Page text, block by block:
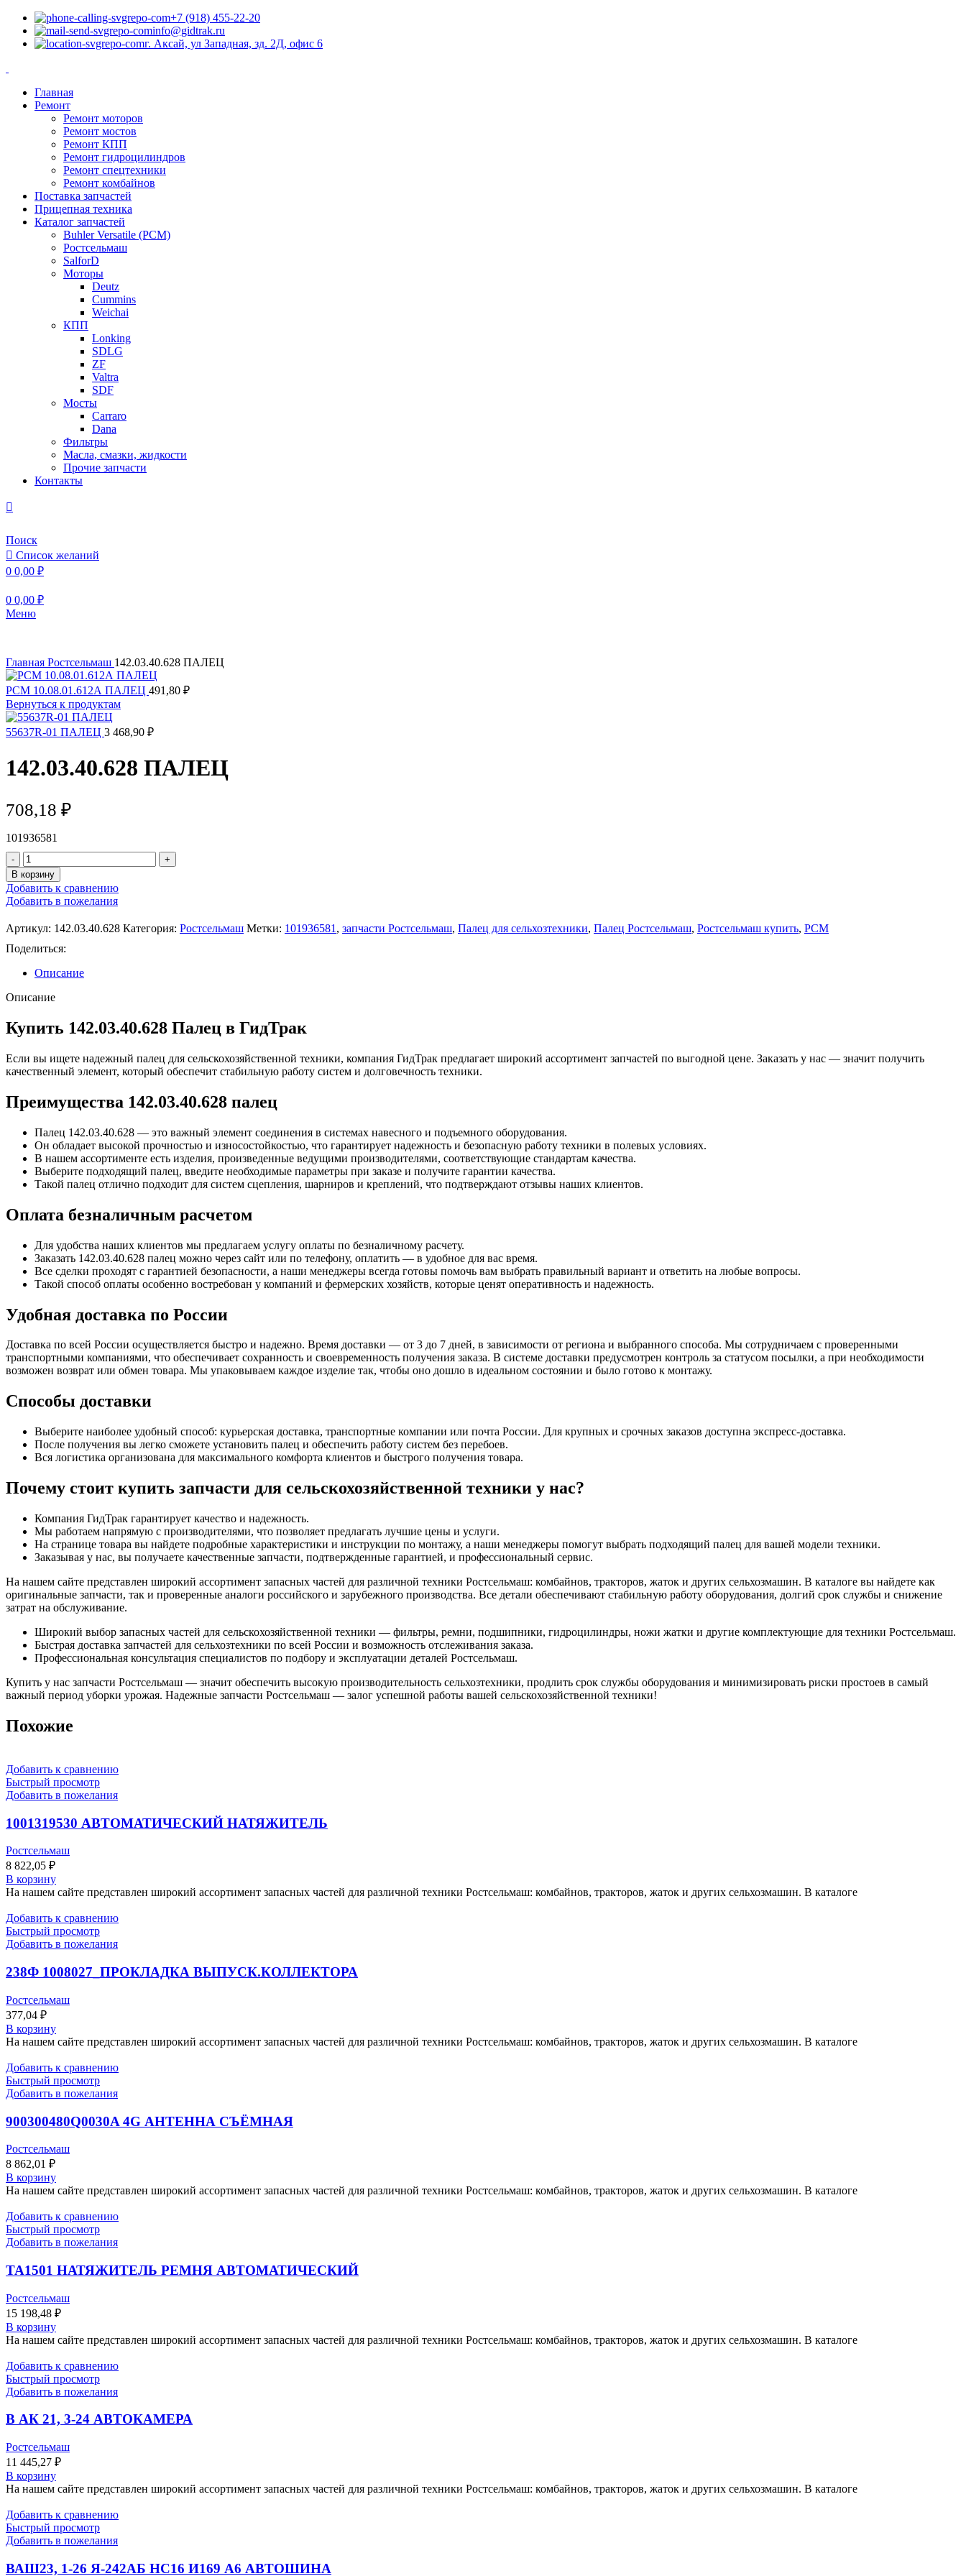
+7 (918) 455-22-20
info@gidtrak.ru
г. Аксай, ул Западная, зд. 2Д, офис 6
Главная
Ремонт
Ремонт моторов
Ремонт мостов
Ремонт КПП
Ремонт гидроцилиндров
Ремонт спецтехники
Ремонт комбайнов
Поставка запчастей
Прицепная техника
Каталог запчастей
Buhler Versatile (РСМ)
Ростсельмаш
SalforD
Моторы
Deutz
Cummins
Weichai
КПП
Lonking
SDLG
ZF
Valtra
SDF
Мосты
Carraro
Dana
Фильтры
Масла, смазки, жидкости
Прочие запчасти
Контакты
Поиск
Список желаний
0 0,00 ₽
0 0,00 ₽
Меню
Главная Ростсельмаш 142.03.40.628 ПАЛЕЦ
РСМ 10.08.01.612А ПАЛЕЦ 491,80 ₽
Вернуться к продуктам
55637R-01 ПАЛЕЦ 3 468,90 ₽
142.03.40.628 ПАЛЕЦ
708,18 ₽
101936581
В корзину
Добавить к сравнению
Добавить в пожелания
Артикул: 142.03.40.628 Категория: Ростсельмаш Метки: 101936581 , запчасти Ростсельмаш, Палец для сельхозтехники, Палец Ростсельмаш, Ростсельмаш купить, РСМ
Поделиться:
Описание
Описание
Купить 142.03.40.628 Палец в ГидТрак
Если вы ищете надежный палец для сельскохозяйственной техники, компания ГидТрак предлагает широкий ассортимент запчастей по выгодной цене. Заказать у нас — значит получить
качественный элемент, который обеспечит стабильную работу систем и долговечность техники.
Преимущества 142.03.40.628 палец
Палец 142.03.40.628 — это важный элемент соединения в системах навесного и подъемного оборудования.
Он обладает высокой прочностью и износостойкостью, что гарантирует надежность и безопасную работу техники в полевых условиях.
В нашем ассортименте есть изделия, произведенные ведущими производителями, соответствующие стандартам качества.
Выберите подходящий палец, введите необходимые параметры при заказе и получите гарантии качества.
Такой палец отлично подходит для систем сцепления, шарниров и креплений, что подтверждают отзывы наших клиентов.
Оплата безналичным расчетом
Для удобства наших клиентов мы предлагаем услугу оплаты по безналичному расчету.
Заказать 142.03.40.628 палец можно через сайт или по телефону, оплатить — в удобное для вас время.
Все сделки проходят с гарантией безопасности, а наши менеджеры всегда готовы помочь вам выбрать правильный вариант и ответить на любые вопросы.
Такой способ оплаты особенно востребован у компаний и фермерских хозяйств, которые ценят оперативность и надежность.
Удобная доставка по России
Доставка по всей России осуществляется быстро и надежно. Время доставки — от 3 до 7 дней, в зависимости от региона и выбранного способа. Мы сотрудничаем с проверенными
транспортными компаниями, что обеспечивает сохранность и своевременность получения заказа. В системе доставки предусмотрен контроль за статусом посылки, а при необходимости
возможен возврат или обмен товара. Мы упаковываем каждое изделие так, чтобы оно дошло в идеальном состоянии и было готово к монтажу.
Способы доставки
Выберите наиболее удобный способ: курьерская доставка, транспортные компании или почта России. Для крупных и срочных заказов доступна экспресс-доставка.
После получения вы легко сможете установить палец и обеспечить работу систем без перебоев.
Вся логистика организована для максимального комфорта клиентов и быстрого получения товара.
Почему стоит купить запчасти для сельскохозяйственной техники у нас?
Компания ГидТрак гарантирует качество и надежность.
Мы работаем напрямую с производителями, что позволяет предлагать лучшие цены и услуги.
На странице товара вы найдете подробные характеристики и инструкции по монтажу, а наши менеджеры помогут выбрать подходящий палец для вашей модели техники.
Заказывая у нас, вы получаете качественные запчасти, подтвержденные гарантией, и профессиональный сервис.
На нашем сайте представлен широкий ассортимент запасных частей для различной техники Ростсельмаш: комбайнов, тракторов, жаток и других сельхозмашин. В каталоге вы найдете как
оригинальные запчасти, так и проверенные аналоги российского и зарубежного производства. Все детали обеспечивают стабильную работу оборудования, долгий срок службы и снижение
затрат на обслуживание.
Широкий выбор запасных частей для сельскохозяйственной техники — фильтры, ремни, подшипники, гидроцилиндры, ножи жатки и другие комплектующие для техники Ростсельмаш.
Быстрая доставка запчастей для сельхозтехники по всей России и возможность отслеживания заказа.
Профессиональная консультация специалистов по подбору и эксплуатации деталей Ростсельмаш.
Купить у нас запчасти Ростсельмаш — значит обеспечить высокую производительность сельхозтехники, продлить срок службы оборудования и минимизировать риски простоев в самый
важный период уборки урожая. Надежные запчасти Ростсельмаш — залог успешной работы вашей сельскохозяйственной техники!
Похожие
Добавить к сравнению
Быстрый просмотр
Добавить в пожелания
1001319530 АВТОМАТИЧЕСКИЙ НАТЯЖИТЕЛЬ
Ростсельмаш
8 822,05 ₽
В корзину
На нашем сайте представлен широкий ассортимент запасных частей для различной техники Ростсельмаш: комбайнов, тракторов, жаток и других сельхозмашин. В каталоге
Добавить к сравнению
Быстрый просмотр
Добавить в пожелания
238Ф 1008027_ПРОКЛАДКА ВЫПУСК.КОЛЛЕКТОРА
Ростсельмаш
377,04 ₽
В корзину
На нашем сайте представлен широкий ассортимент запасных частей для различной техники Ростсельмаш: комбайнов, тракторов, жаток и других сельхозмашин. В каталоге
Добавить к сравнению
Быстрый просмотр
Добавить в пожелания
900300480Q0030A 4G АНТЕННА СЪЁМНАЯ
Ростсельмаш
8 862,01 ₽
В корзину
На нашем сайте представлен широкий ассортимент запасных частей для различной техники Ростсельмаш: комбайнов, тракторов, жаток и других сельхозмашин. В каталоге
Добавить к сравнению
Быстрый просмотр
Добавить в пожелания
TA1501 НАТЯЖИТЕЛЬ РЕМНЯ АВТОМАТИЧЕСКИЙ
Ростсельмаш
15 198,48 ₽
В корзину
На нашем сайте представлен широкий ассортимент запасных частей для различной техники Ростсельмаш: комбайнов, тракторов, жаток и других сельхозмашин. В каталоге
Добавить к сравнению
Быстрый просмотр
Добавить в пожелания
В АК 21, 3-24 АВТОКАМЕРА
Ростсельмаш
11 445,27 ₽
В корзину
На нашем сайте представлен широкий ассортимент запасных частей для различной техники Ростсельмаш: комбайнов, тракторов, жаток и других сельхозмашин. В каталоге
Добавить к сравнению
Быстрый просмотр
Добавить в пожелания
ВАШ23, 1-26 Я-242АБ НС16 И169 А6 АВТОШИНА